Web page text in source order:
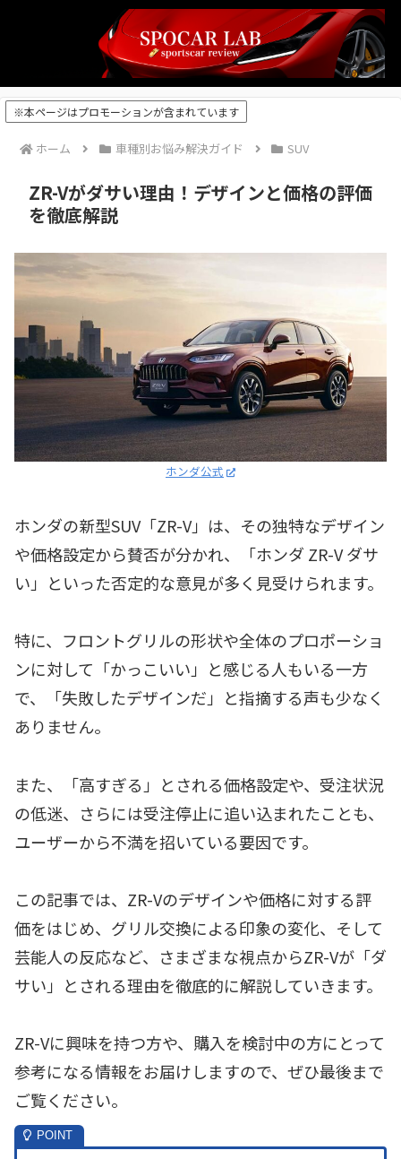
※本ページはプロモーションが含まれています
ホーム 車種別お悩み解決ガイド SUV
ZR-Vがダサい理由！デザインと価格の評価
を徹底解説
ホンダ公式
ホンダの新型SUV「ZR-V」は、その独特なデザイン
や価格設定から賛否が分かれ、「ホンダ ZR-V ダサ
い」といった否定的な意見が多く見受けられます。
特に、フロントグリルの形状や全体のプロポーショ
ンに対して「かっこいい」と感じる人もいる一方
で、「失敗したデザインだ」と指摘する声も少なく
ありません。
また、「高すぎる」とされる価格設定や、受注状況
の低迷、さらには受注停止に追い込まれたことも、
ユーザーから不満を招いている要因です。
この記事では、ZR-Vのデザインや価格に対する評
価をはじめ、グリル交換による印象の変化、そして
芸能人の反応など、さまざまな視点からZR-Vが「ダ
サい」とされる理由を徹底的に解説していきます。
ZR-Vに興味を持つ方や、購入を検討中の方にとって
参考になる情報をお届けしますので、ぜひ最後まで
ご覧ください。